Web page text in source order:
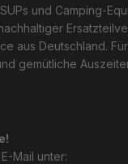
und Camping-
aus Deutschland.
gemütliche
Mail unter: